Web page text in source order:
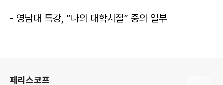
- 영남대 특강, “나의 대학시절” 중의 일부
페리스코프